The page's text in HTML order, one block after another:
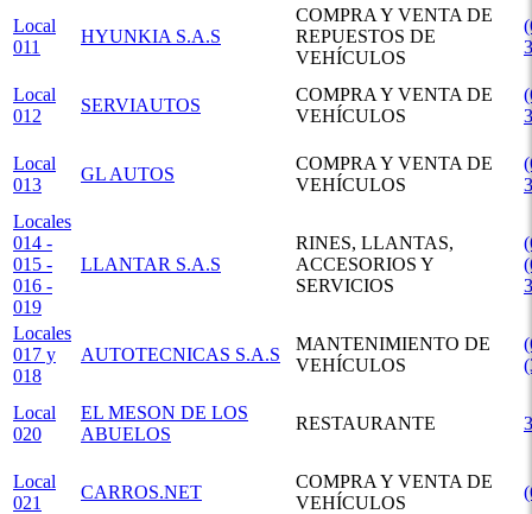
Local
011
HYUNKIA S.A.S
COMPRA Y VENTA DE
REPUESTOS DE
VEHÍCULOS
Local
012
SERVIAUTOS
COMPRA Y VENTA DE
VEHÍCULOS
Local
013
GL AUTOS
COMPRA Y VENTA DE
VEHÍCULOS
Locales
014 -
015 -
016 -
019
LLANTAR S.A.S
RINES, LLANTAS,
ACCESORIOS Y
SERVICIOS
Locales
017 y
018
AUTOTECNICAS S.A.S
MANTENIMIENTO DE
VEHÍCULOS
Local
020
EL MESON DE LOS
ABUELOS
RESTAURANTE
Local
021
CARROS.NET
COMPRA Y VENTA DE
VEHÍCULOS